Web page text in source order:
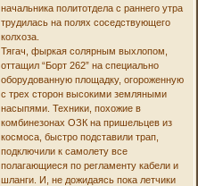
начальника политотдела с раннего утра
трудилась на полях соседствующего
колхоза.
Тягач, фыркая солярным выхлопом,
оттащил “Борт 262” на специально
оборудованную площадку, огороженную
с трех сторон высокими земляными
насыпями. Техники, похожие в
комбинезонах ОЗК на пришельцев из
космоса, быстро подставили трап,
подключили к самолету все
полагающиеся по регламенту кабели и
шланги. И, не дожидаясь пока летчики